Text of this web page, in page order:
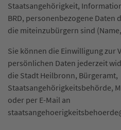
Staatsangehörigkeit,
BRD, personenbezogene Daten
die miteinzubürgern sind
Sie können die Einwilligung zur
persönlichen Daten jederzeit
die Stadt Heilbronn, Bürgeramt,
Staatsangehörigkeitsbehörde,
oder per E-Mail an